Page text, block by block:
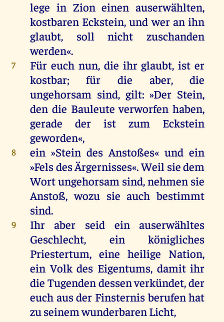
lege in Zion einen auserwählten,
kostbaren Eckstein,und wer an ihn
glaubt, soll nicht zuschanden
werden«.
7 Für euch nun, die ihr glaubt,ist er
kostbar;für die aber,die
ungehorsam sind, gilt: »Der Stein,
den die Bauleute verworfen haben,
gerade
der ist zum
Eckstein
geworden«,
8 ein»Stein des Anstoßes«und ein
»FelsdesÄrgernisses«.Weil siedem
Wortungehorsam sind,nehmen sie
Anstoß,wozu sie auch bestimmt
sind.
9 Ihr aber seid ein
auserwähltes
Geschlecht, einkönigliches
Priestertum, eine heilige Nation,
ein Volk des Eigentums, damit ihr
die Tugendendessenverkündet,der
euch ausder Finsternisberufenhat
zuseinemwunderbarenLicht,